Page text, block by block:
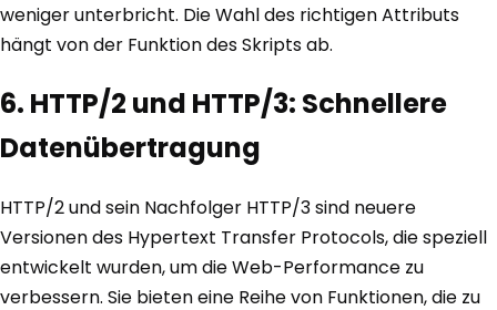
weniger unterbricht. Die Wahl des richtigen Attributs
hängt von der Funktion des Skripts ab.
6. HTTP/2 und HTTP/3: Schnellere
Datenübertragung
HTTP/2 und sein Nachfolger HTTP/3 sind neuere
Versionen des Hypertext Transfer Protocols, die speziell
entwickelt wurden, um die Web-Performance zu
verbessern. Sie bieten eine Reihe von Funktionen, die zu